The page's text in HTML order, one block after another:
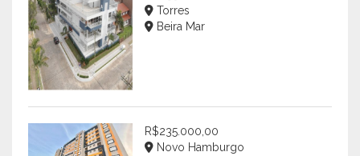
Torres
Beira Mar
R$235.000,00
Novo Hamburgo